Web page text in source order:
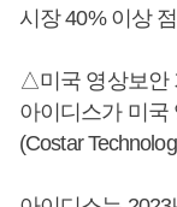
시장 40% 이상
△미국 영상보안
아이디스가 미국
(Costar